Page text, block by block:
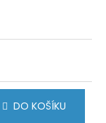
DO KOŠÍKU